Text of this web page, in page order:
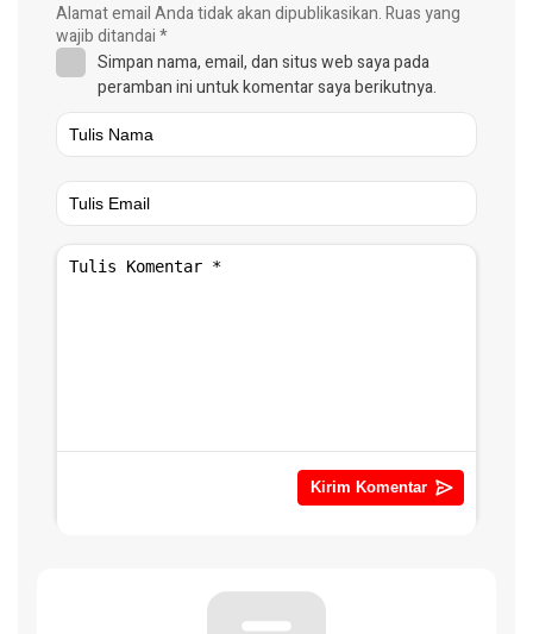
Alamat email Anda tidak akan dipublikasikan.Ruas yang
wajib ditandai*
Simpan nama, email, dan situs web saya pada
peramban ini untuk komentar saya berikutnya.